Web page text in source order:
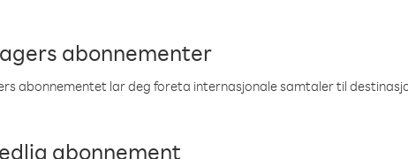
abonnementer
abonnementet lar deg foreta internasjonale samtaler til
abonnement